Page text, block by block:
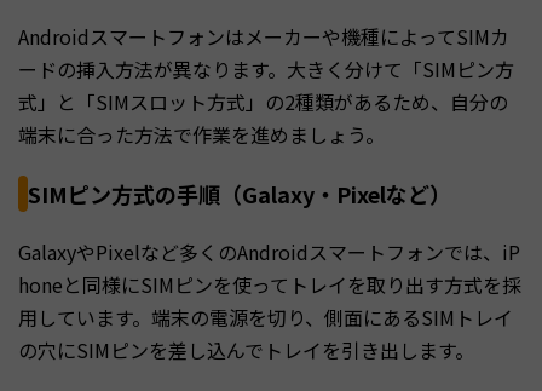
Androidスマートフォンはメーカーや機種によってSIMカ
ードの挿入方法が異なります。大きく分けて「SIMピン方
式」と「SIMスロット方式」の2種類があるため、自分の
端末に合った方法で作業を進めましょう。
SIMピン方式の手順（Galaxy・Pixelなど）
GalaxyやPixelなど多くのAndroidスマートフォンでは、iP
honeと同様にSIMピンを使ってトレイを取り出す方式を採
用しています。端末の電源を切り、側面にあるSIMトレイ
の穴にSIMピンを差し込んでトレイを引き出します。